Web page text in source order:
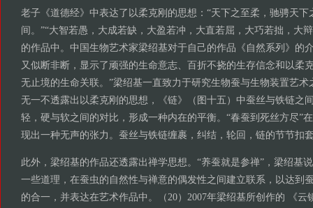
老子《道德经》中表达了以柔克刚的思想：“天下之至柔，驰骋天下
间。”“大智若愚，大成若缺，大盈若冲，大直若屈，大巧若拙，大
的作品中。中国生物艺术家梁绍基对于自己的作品《自然系列》的
又似断非断，显示了顽强的生命意志、百折不挠的生存信念和以柔
无止境的生命关联。”梁绍基一直致力于研究生物蚕与生物装置艺
无一不透露出以柔克刚的思想，《链》（图十五）中蚕丝与铁链之
轻，硬与软之间的对比，形成一种内在的平衡。“春蚕到死丝方尽”
现出一种无声的张力。蚕丝与铁链缠裹，纠结，轮回，链的节节扣
此外，梁绍基的作品还透露出禅学思想。“养蚕就是参禅”，梁绍基
一些道理，在蚕虫的自然性与禅意的偶发性之间建立联系，以达
的合一，并表达在艺术作品中。（20）2007年梁绍基所创作的 《